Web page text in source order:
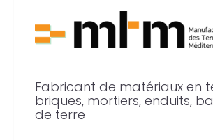
Fabricant de matériaux en
briques, mortiers, enduits,
de terre